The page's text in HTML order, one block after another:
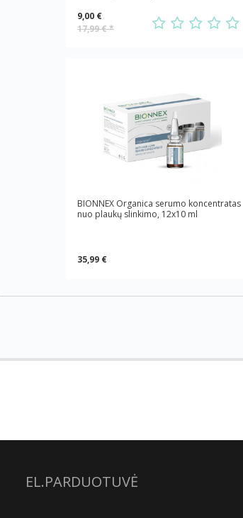
9,00 €
17,99 €*
BIONNEX Organica serumo koncentratas
nuo plaukų slinkimo, 12x10 ml
35,99 €
EL.PARDUOTUVĖ